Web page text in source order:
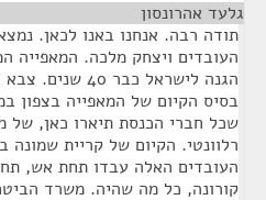
גלעד אהרונסון
תודה רבה. אנחנו באנו לכאן.
העובדים ויצחק מלכה. המאפייה
הגנה לישראל
בסיס הקיום של המאפייה בצפון
שכל חברי הכנסת תיארו כאן, של
רלוונטי. הקיום של קריית
העובדים האלה עבדו תחת אש,
קורונה, כל מה שהיה. משרד